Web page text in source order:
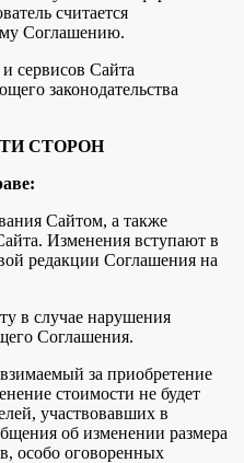
считается
Соглашению.
сервисов Сайта
законодательства
СТОРОН
Сайтом, а также
Изменения вступают в
редакции Соглашения на
в случае нарушения
Соглашения.
за приобретение
стоимости не будет
участвовавших в
об изменении размера
особо оговоренных